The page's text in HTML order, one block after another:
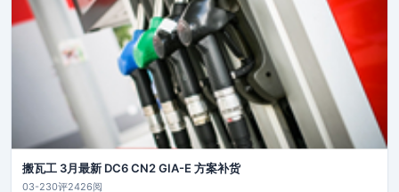
搬瓦工 3月最新 DC6 CN2 GIA-E 方案补货
03-230评2426阅